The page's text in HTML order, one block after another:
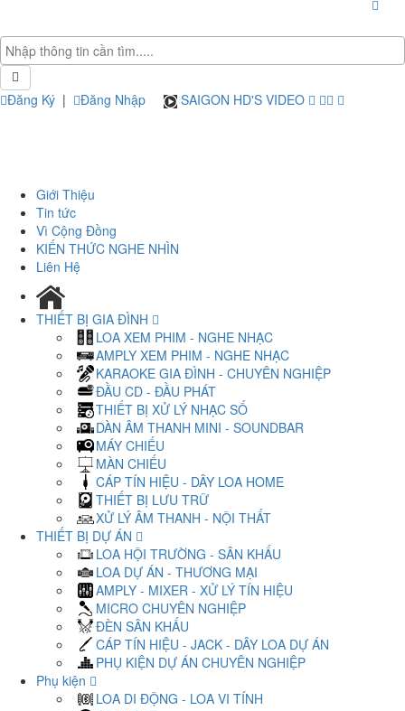
Đăng Ký | Đăng Nhập SAIGON HD'S VIDEO
Giới Thiệu
Tin tức
Vì Cộng Đồng
KIẾN THỨC NGHE NHÌN
Liên Hệ
THIẾT BỊ GIA ĐÌNH
LOA XEM PHIM - NGHE NHẠC
AMPLY XEM PHIM - NGHE NHẠC
KARAOKE GIA ĐÌNH - CHUYÊN NGHIỆP
ĐẦU CD - ĐẦU PHÁT
THIẾT BỊ XỬ LÝ NHẠC SỐ
DÀN ÂM THANH MINI - SOUNDBAR
MÁY CHIẾU
MÀN CHIẾU
CÁP TÍN HIỆU - DÂY LOA HOME
THIẾT BỊ LƯU TRỮ
XỬ LÝ ÂM THANH - NỘI THẤT
THIẾT BỊ DỰ ÁN
LOA HỘI TRƯỜNG - SÂN KHẤU
LOA DỰ ÁN - THƯƠNG MẠI
AMPLY - MIXER - XỬ LÝ TÍN HIỆU
MICRO CHUYÊN NGHIỆP
ĐÈN SÂN KHẤU
CÁP TÍN HIỆU - JACK - DÂY LOA DỰ ÁN
PHỤ KIỆN DỰ ÁN CHUYÊN NGHIỆP
Phụ kiện
LOA DI ĐỘNG - LOA VI TÍNH